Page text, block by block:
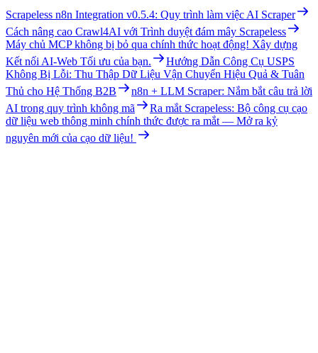
Scrapeless n8n Integration v0.5.4: Quy trình làm việc AI Scraper
Cách nâng cao Crawl4AI với Trình duyệt đám mây Scrapeless
Máy chủ MCP không bị bỏ qua chính thức hoạt động! Xây dựng
Kết nối AI-Web Tối ưu của bạn.
Hướng Dẫn Công Cụ USPS
Không Bị Lỗi: Thu Thập Dữ Liệu Vận Chuyển Hiệu Quả & Tuân
Thủ cho Hệ Thống B2B
n8n + LLM Scraper: Nắm bắt câu trả lời
AI trong quy trình không mã
Ra mắt Scrapeless: Bộ công cụ cạo
dữ liệu web thông minh chính thức được ra mắt — Mở ra kỷ
nguyên mới của cạo dữ liệu!